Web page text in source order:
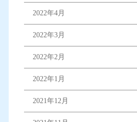
2022年4月
2022年3月
2022年2月
2022年1月
2021年12月